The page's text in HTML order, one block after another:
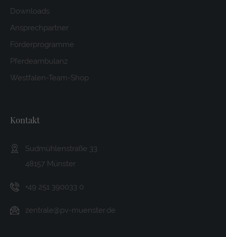
Downloads
Ansprechpartner
Förderprogramme
Pferdeambulanz
Westfalen-Team-Shop
Kontakt
Sudmühlenstraße 33
48157 Münster
+49 251 390033 0
zentrale@pv-muenster.de